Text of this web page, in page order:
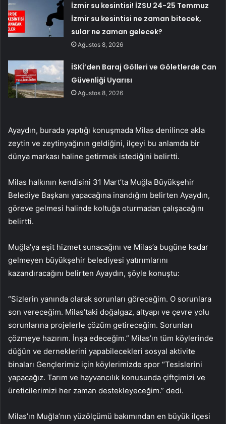
İzmir su kesintisi! İZSU 24-25 Temmuz
İzmir su kesintisi ne zaman bitecek,
sular ne zaman gelecek?
Ağustos 8, 2026
İSKİ’den Baraj Gölleri ve Göletlerde Can
Güvenliği Uyarısı
Ağustos 8, 2026
Ayaydın, burada yaptığı konuşmada Milas denilince akla
zeytin ve zeytinyağının geldiğini, ilçeyi bu anlamda bir
dünya markası haline getirmek istediğini belirtti.
Milas halkının kendisini 31 Mart’ta Muğla Büyükşehir
Belediye Başkanı yapacağına inandığını belirten Ayaydın,
göreve gelmesi halinde koltuğa oturmadan çalışacağını
belirtti.
Muğla’ya eşit hizmet sunacağını ve Milas’a bugüne kadar
gelmeyen büyükşehir belediyesi yatırımlarını
kazandıracağını belirten Ayaydın, şöyle konuştu:
“Sizlerin yanında olarak sorunları göreceğim. O sorunlara
son vereceğim. Milas’taki doğalgaz, altyapı ve çevre yolu
sorunlarına projelerle çözüm getireceğim. Sorunları
çözmeye hazırım. İnşa edeceğim.” Milas’ın tüm köylerinde
düğün ve derneklerini yapabilecekleri sosyal aktivite
binaları Gençlerimiz için köylerimizde spor “Tesislerini
yapacağız. Tarım ve hayvancılık konusunda çiftçimizi ve
üreticilerimizi her zaman destekleyeceğim.” dedi.
Milas’ın Muğla’nın yüzölçümü bakımından en büyük ilçesi